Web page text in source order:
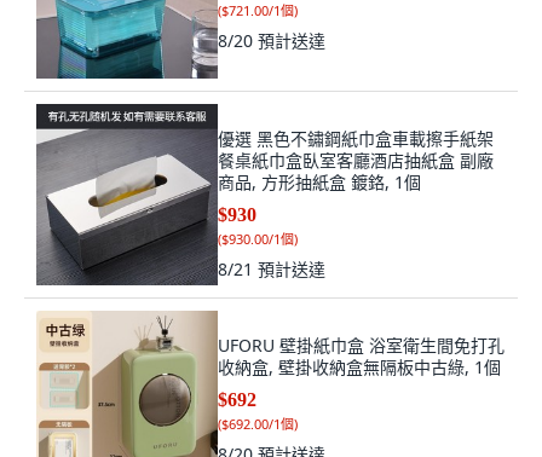
($721.00/1個)
8/20 預計送達
優選 黑色不鏽鋼紙巾盒車載擦手紙架
餐桌紙巾盒臥室客廳酒店抽紙盒 副廠
商品, 方形抽紙盒 鍍鉻, 1個
$930
($930.00/1個)
8/21 預計送達
UFORU 壁掛紙巾盒 浴室衛生間免打孔
收納盒, 壁掛收納盒無隔板中古綠, 1個
$692
($692.00/1個)